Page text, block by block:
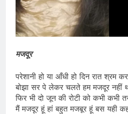
मजदूर
परेशानी हो या आँधी हो दिन रात श्रम
बोझा सर पे लेकर चलते हम मजदूर नहीं
फिर भी दो जून की रोटी को कभी कभी
मैं मजदूर हूं हां बहुत मजबूर हूं बस यही